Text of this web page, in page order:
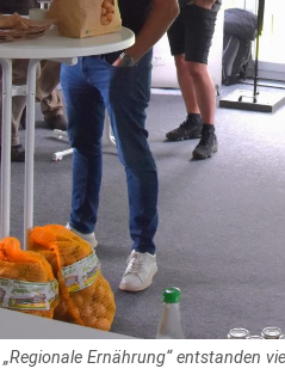
Ernährung“ entstanden